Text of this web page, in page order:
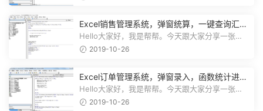
Excel销售管理系统，弹窗统算，一键查询汇
总，实用简单不加班
Hello大家好，我是帮帮。今天跟大家分享一张
Excel销售管理系统，弹窗统算，一键...
2019-10-26
Excel订单管理系统，弹窗录入，函数统计进
度，收款查询一键操作
Hello大家好，我是帮帮。今天跟大家分享一张
Excel订单管理系统，弹窗录入，函数...
2019-10-26